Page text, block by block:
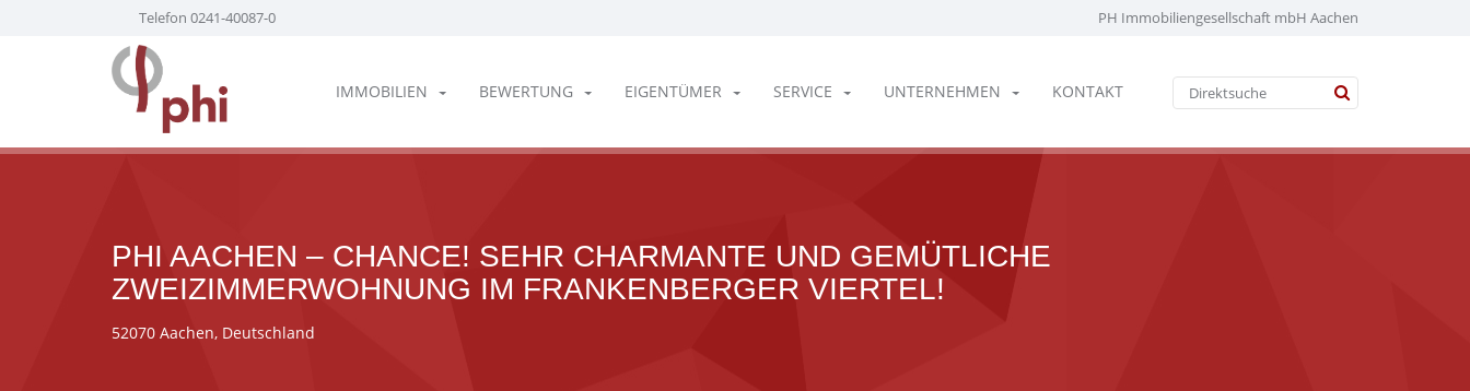
Telefon 0241-40087-0 PH Immobiliengesellschaft mbH Aachen
IMMOBILIEN BEWERTUNG EIGENTÜMER SERVICE UNTERNEHMEN KONTAKT
PHI AACHEN – CHANCE! SEHR CHARMANTE UND GEMÜTLICHE
ZWEIZIMMERWOHNUNG IM FRANKENBERGER VIERTEL!
52070 Aachen, Deutschland